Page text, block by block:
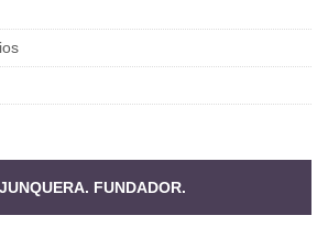
FUNDADOR.